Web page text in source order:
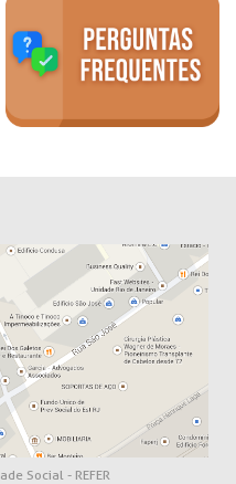
Social - REFER